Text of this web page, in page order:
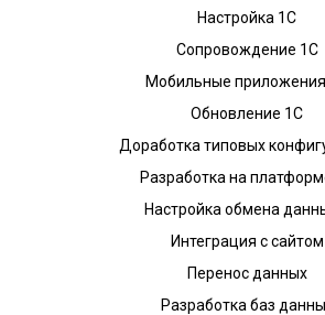
Настройка 1С
Сопровождение 1С
Мобильные
Обновление 1С
Доработка типовых
Разработка на
Настройка обмена
Интеграция с сайтом
Перенос данных
Разработка баз